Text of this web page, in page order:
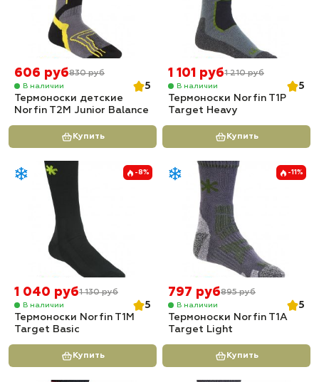
606 руб830 руб
В наличии
5
Термоноски детские
Norfin T2M Junior Balance
Купить
1 101 руб1 210 руб
В наличии
5
Термоноски Norfin T1P
Target Heavy
Купить
-8%
1 040 руб1 130 руб
В наличии
5
Термоноски Norfin T1M
Target Basic
Купить
-11%
797 руб895 руб
В наличии
5
Термоноски Norfin T1A
Target Light
Купить